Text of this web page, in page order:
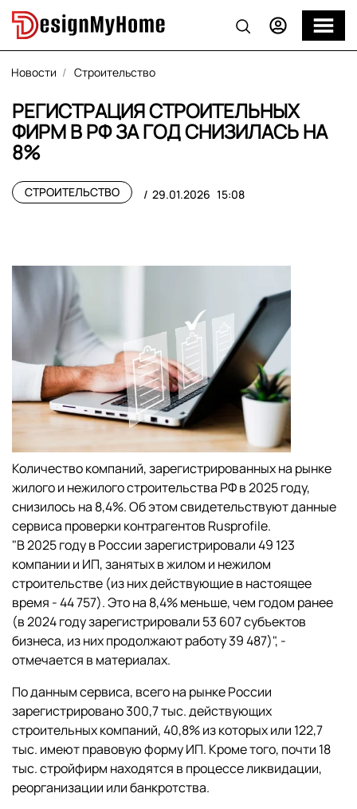
Новости Строительство
РЕГИСТРАЦИЯ СТРОИТЕЛЬНЫХ
ФИРМ В РФ ЗА ГОД СНИЗИЛАСЬ НА
8%
СТРОИТЕЛЬСТВО 29.01.2026 15:08
Количество компаний, зарегистрированных на рынке
жилого и нежилого строительства РФ в 2025 году,
снизилось на 8,4%. Об этом свидетельствуют данные
сервиса проверки контрагентов Rusprofile.
"В 2025 году в России зарегистрировали 49 123
компании и ИП, занятых в жилом и нежилом
строительстве (из них действующие в настоящее
время - 44 757). Это на 8,4% меньше, чем годом ранее
(в 2024 году зарегистрировали 53 607 субъектов
бизнеса, из них продолжают работу 39 487)", -
отмечается в материалах.
По данным сервиса, всего на рынке России
зарегистрировано 300,7 тыс. действующих
строительных компаний, 40,8% из которых или 122,7
тыс. имеют правовую форму ИП. Кроме того, почти 18
тыс. стройфирм находятся в процессе ликвидации,
реорганизации или банкротства.